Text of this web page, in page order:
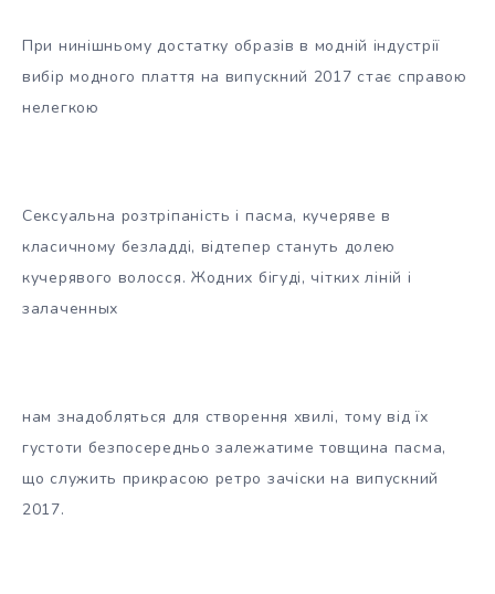
При нинішньому достатку образів в модній індустрії
вибір модного плаття на випускний 2017 стає справою
нелегкою
Сексуальна розтріпаність і пасма, кучеряве в
класичному безладді, відтепер стануть долею
кучерявого волосся. Жодних бігуді, чітких ліній і
залаченных
нам знадобляться для створення хвилі, тому від їх
густоти безпосередньо залежатиме товщина пасма,
що служить прикрасою ретро зачіски на випускний
2017.